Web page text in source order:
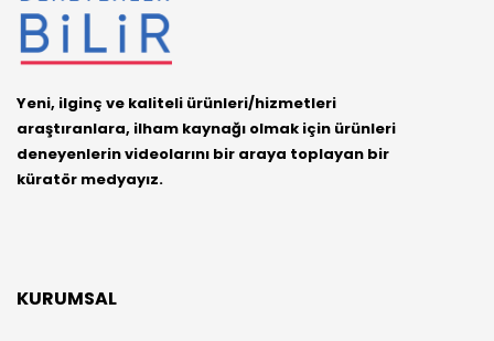
Yeni, ilginç ve kaliteli ürünleri/hizmetleri
araştıranlara, ilham kaynağı olmak için ürünleri
deneyenlerin videolarını bir araya toplayan bir
küratör medyayız.
KURUMSAL